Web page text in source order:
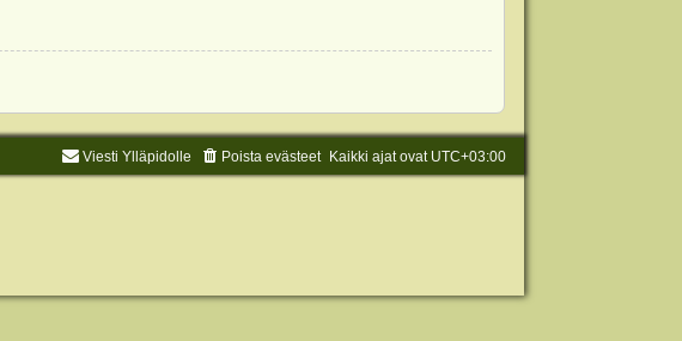
Kaikki ajat ovat UTC+03:00
Poista evästeet
Viesti Ylläpidolle